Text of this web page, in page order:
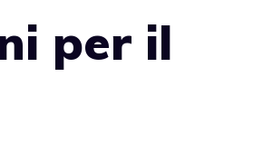
per il